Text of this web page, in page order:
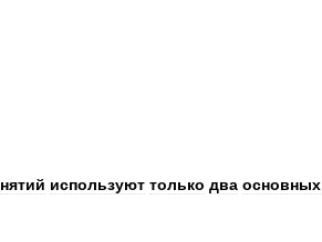
используют только два основных